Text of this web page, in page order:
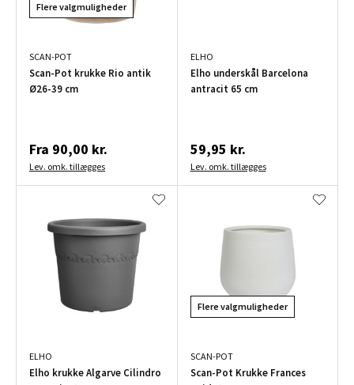
Flere valgmuligheder
SCAN-POT
Scan-Pot krukke Rio antik
Ø26-39 cm
Fra 90,00 kr.
Lev. omk. tillægges
ELHO
Elho underskål Barcelona
antracit 65 cm
59,95 kr.
Lev. omk. tillægges
ELHO
Elho krukke Algarve Cilindro
Flere valgmuligheder
SCAN-POT
Scan-Pot Krukke Frances